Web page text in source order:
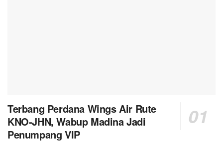
Terbang Perdana Wings Air Rute
KNO-JHN, Wabup Madina Jadi
Penumpang VIP